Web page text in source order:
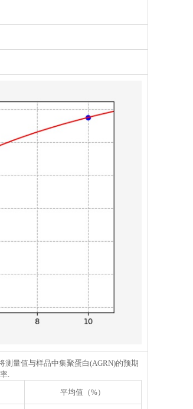
测量值与样品中集聚蛋白(AGRN)的预期
.
平均值（%）